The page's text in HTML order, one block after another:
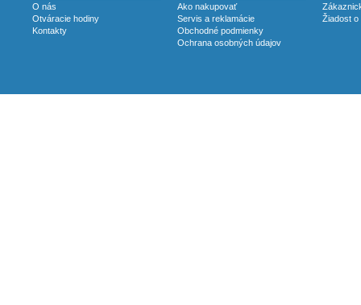
O nás
Otváracie hodiny
Kontakty
Ako nakupovať
Servis a reklamácie
Obchodné podmienky
Ochrana osobných údajov
Žiadost